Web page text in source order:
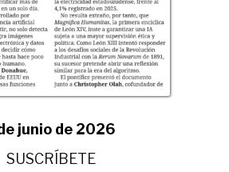
junio de 2026
SUSCRÍBETE